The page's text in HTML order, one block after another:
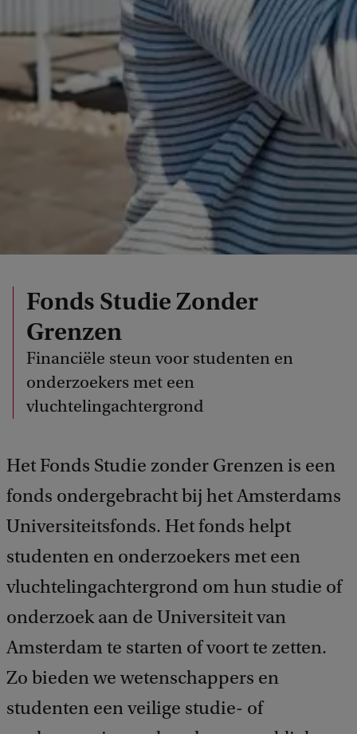
Fonds Studie Zonder
Grenzen
Financiële steun voor studenten en
onderzoekers met een
vluchtelingachtergrond
Het Fonds Studie zonder Grenzen is een
fonds ondergebracht bij het Amsterdams
Universiteitsfonds. Het fonds helpt
studenten en onderzoekers met een
vluchtelingachtergrond om hun studie of
onderzoek aan de Universiteit van
Amsterdam te starten of voort te zetten.
Zo bieden we wetenschappers en
studenten een veilige studie- of